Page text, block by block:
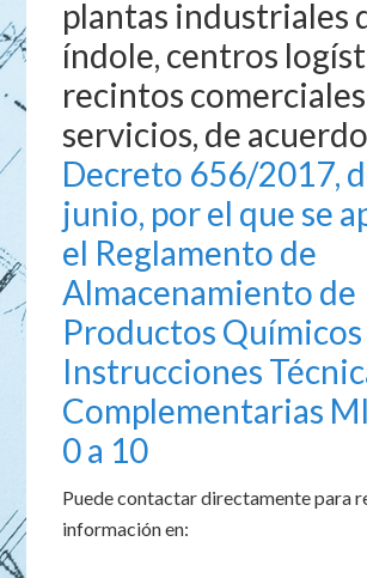
plantas industriales
índole, centros
recintos
servicios, de
Decreto 656/2017,
junio, por el que se
el Reglamento de
Almacenamiento de
Productos Químicos
Instrucciones
Complementarias
0 a 10
Puede contactar directamente para
información en: